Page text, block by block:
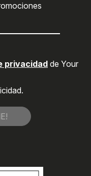
privacidad de Your